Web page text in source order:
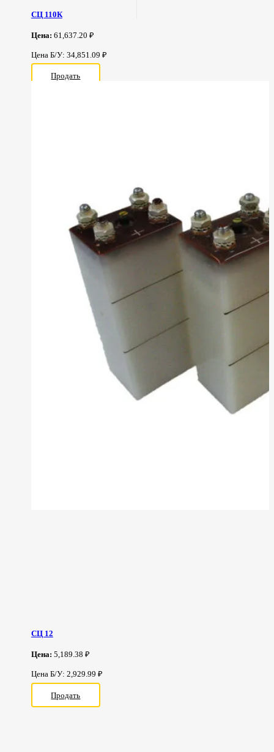
СЦ 110К
Цена: 61,637.20 ₽
Цена Б/У: 34,851.09 ₽
Продать
СЦ 12
Цена: 5,189.38 ₽
Цена Б/У: 2,929.99 ₽
Продать